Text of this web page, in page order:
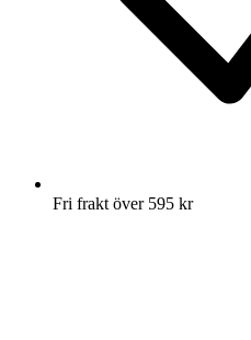
Fri frakt över 595 kr